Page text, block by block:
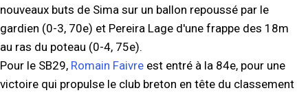
nouveaux buts de Sima sur un ballon repoussé par le
gardien (0-3, 70e) et Pereira Lage d'une frappe des 18m
au ras du poteau (0-4, 75e).
Pour le SB29, Romain Faivre est entré à la 84e, pour une
victoire qui propulse le club breton en tête du classement